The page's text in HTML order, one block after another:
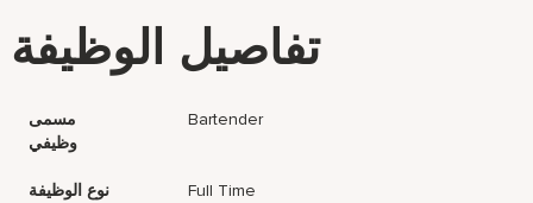
تفاصيل الوظيفة
مسمى
وظيفي
Bartender
نوع الوظيفة Full Time